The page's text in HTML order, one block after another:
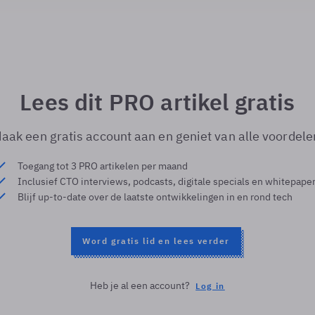
Lees dit PRO artikel gratis
een gratis account aan en geniet van alle
Toegang tot 3 PRO artikelen per maand
Inclusief CTO interviews, podcasts, digitale specials en
Blijf up-to-date over de laatste ontwikkelingen in en rond tech
Word gratis lid en lees verder
Heb je al een account? Log in